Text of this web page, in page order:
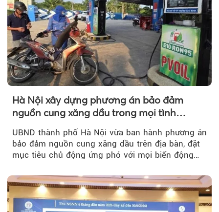
Hà Nội xây dựng phương án bảo đảm
nguồn cung xăng dầu trong mọi tình
UBND thành phố Hà Nội vừa ban hành phương án
bảo đảm nguồn cung xăng dầu trên địa bàn, đặt
mục tiêu chủ động ứng phó với mọi biến động